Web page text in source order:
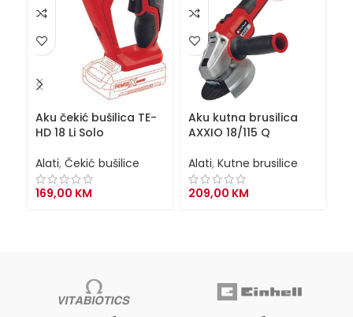
Aku čekić bušilica TE-
HD 18 Li Solo
Alati, Čekić bušilice
169,00 KM
Aku kutna brusilica
AXXIO 18/115 Q
Alati, Kutne brusilice
209,00 KM